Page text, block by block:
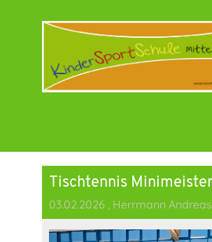
03.02.2026 , Herrmann Andreas